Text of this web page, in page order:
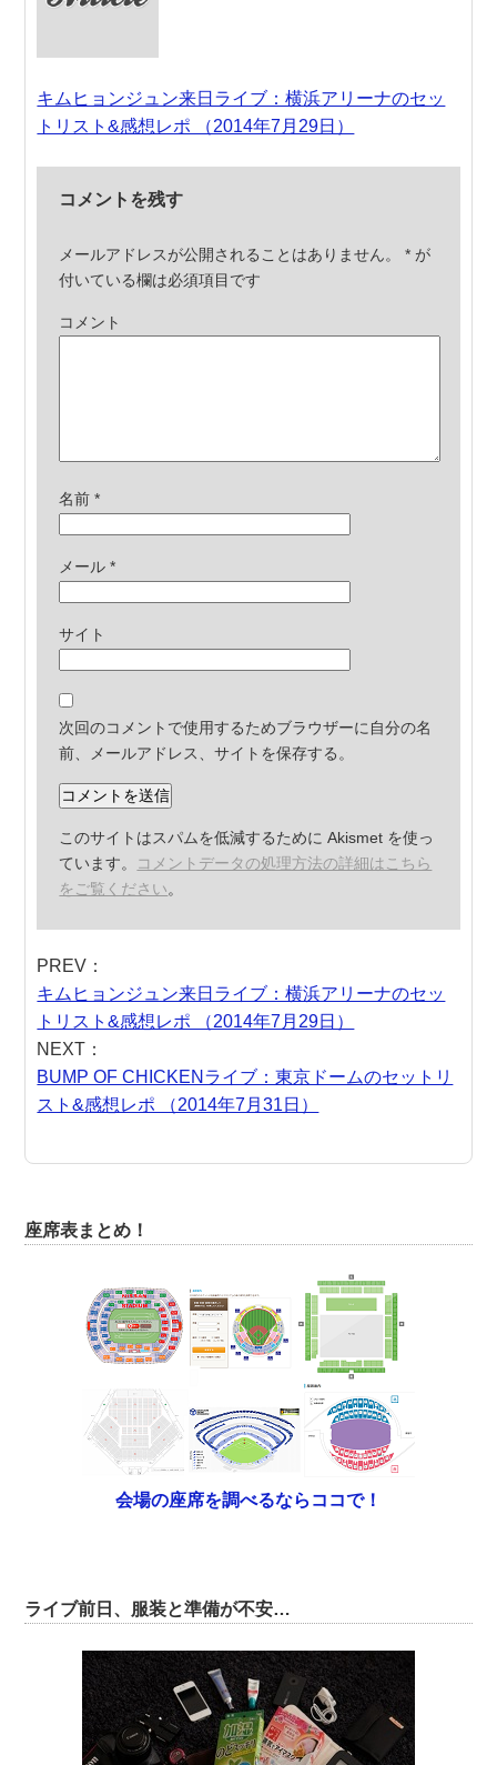
キムヒョンジュン来日ライブ：横浜アリーナのセッ
トリスト&感想レポ （2014年7月29日）
コメントを残す
メールアドレスが公開されることはありません。 * が
付いている欄は必須項目です
コメント
名前*
メール*
サイト
次回のコメントで使用するためブラウザーに自分の名
前、メールアドレス、サイトを保存する。
このサイトはスパムを低減するために Akismet を使っ
ています。 コメントデータの処理方法の詳細はこちら
をご覧ください。
PREV：
キムヒョンジュン来日ライブ：横浜アリーナのセッ
トリスト&感想レポ （2014年7月29日）
NEXT：
BUMP OF CHICKENライブ：東京ドームのセットリ
スト&感想レポ （2014年7月31日）
座席表まとめ！
会場の座席を調べるならココで！
ライブ前日、服装と準備が不安…